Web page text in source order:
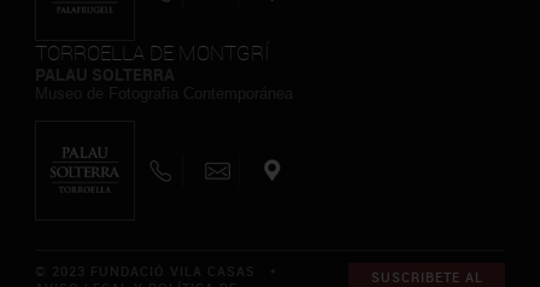
TORROELLA DE MONTGRÍ
SUSCRIBETE AL